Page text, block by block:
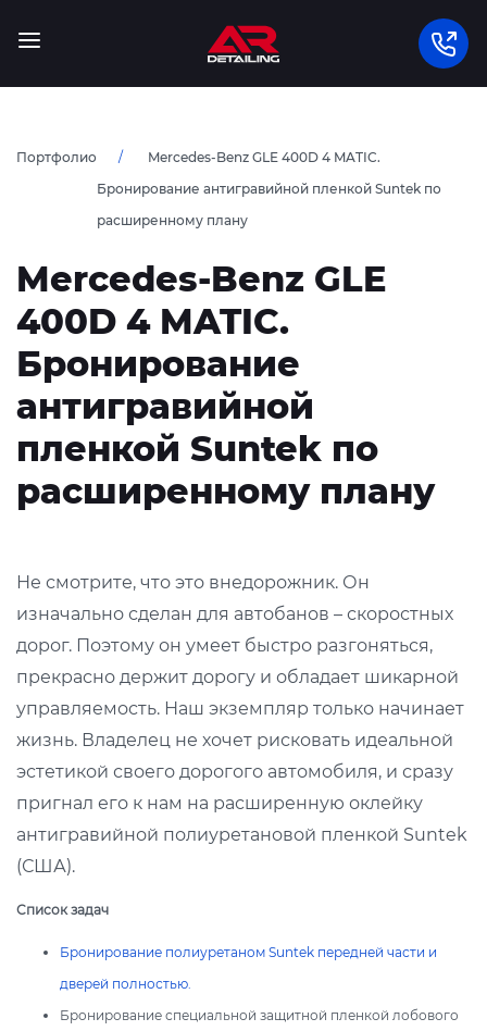
Портфолио
Mercedes-Benz GLE 400D 4 MATIC.
Бронирование антигравийной пленкой Suntek по
расширенному плану
Mercedes-Benz GLE
400D 4 MATIC.
Бронирование
антигравийной
пленкой Suntek по
расширенному плану
Не смотрите, что это внедорожник. Он
изначально сделан для автобанов – скоростных
дорог. Поэтому он умеет быстро разгоняться,
прекрасно держит дорогу и обладает шикарной
управляемость. Наш экземпляр только начинает
жизнь. Владелец не хочет рисковать идеальной
эстетикой своего дорогого автомобиля, и сразу
пригнал его к нам на расширенную оклейку
антигравийной полиуретановой пленкой Suntek
(США).
Список задач
Бронирование полиуретаном Suntek передней части и
дверей полностью.
Бронирование специальной защитной пленкой лобового